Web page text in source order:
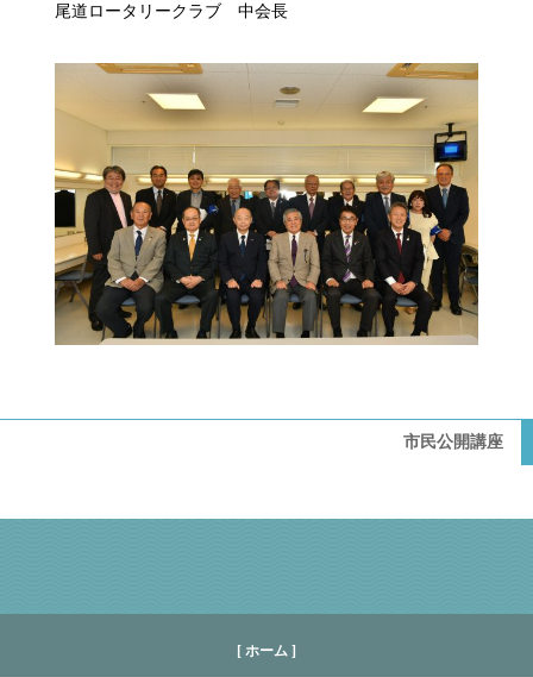
尾道ロータリークラブ 中会長
市民公開講座
[ ホーム ]